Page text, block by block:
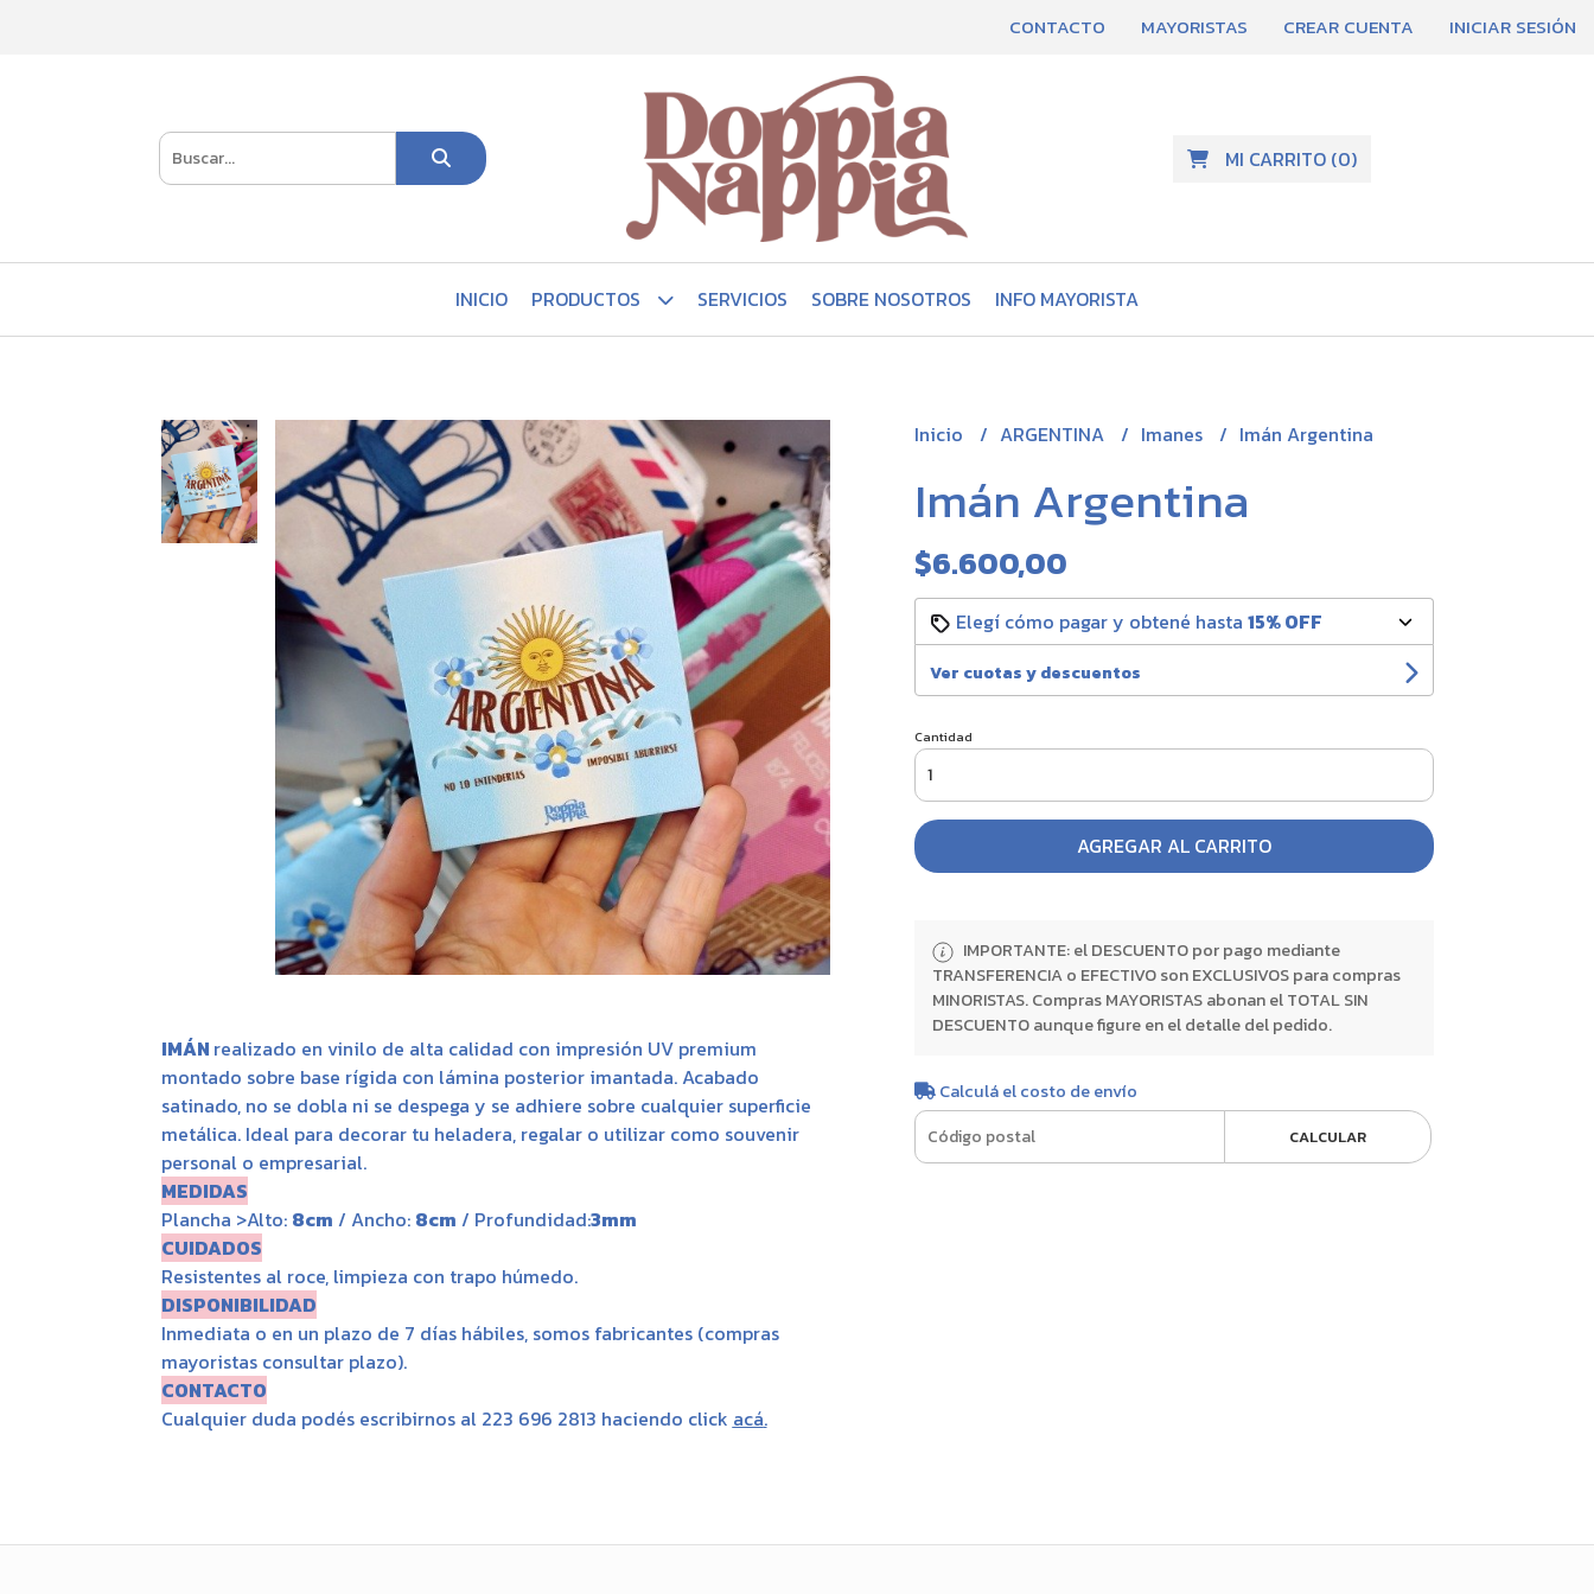
CONTACTO MAYORISTAS CREAR CUENTA INICIAR SESIÓN
MI CARRITO(0)
INICIO PRODUCTOS SERVICIOS SOBRE NOSOTROS INFO MAYORISTA
IMÁN realizado en vinilo de alta calidad con impresión UV premium
montado sobre base rígida con lámina posterior imantada. Acabado
satinado, no se dobla ni se despega y se adhiere sobre cualquier superficie
metálica. Ideal para decorar tu heladera, regalar o utilizar como souvenir
personal o empresarial.
MEDIDAS
Plancha >Alto: 8cm / Ancho: 8cm / Profundidad:3mm
CUIDADOS
Resistentes al roce, limpieza con trapo húmedo.
DISPONIBILIDAD
Inmediata o en un plazo de 7 días hábiles, somos fabricantes (compras
mayoristas consultar plazo).
CONTACTO
Cualquier duda podés escribirnos al 223 696 2813 haciendo click acá.
Inicio ARGENTINA Imanes Imán Argentina
Imán Argentina
$6.600,00
Elegí cómo pagar y obtené hasta 15% OFF
Ver cuotas y descuentos
Cantidad
AGREGAR AL CARRITO
IMPORTANTE: el DESCUENTO por pago mediante
TRANSFERENCIA o EFECTIVO son EXCLUSIVOS para compras
MINORISTAS. Compras MAYORISTAS abonan el TOTAL SIN
DESCUENTO aunque figure en el detalle del pedido.
Calculá el costo de envío
CALCULAR